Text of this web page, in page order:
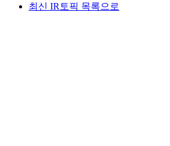
최신 IR토픽 목록으로